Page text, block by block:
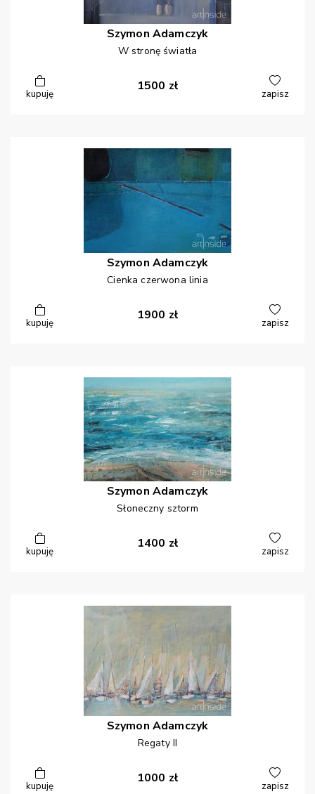
Szymon Adamczyk
W stronę światła
kupuję
1500 zł
zapisz
Szymon Adamczyk
Cienka czerwona linia
kupuję
1900 zł
zapisz
Szymon Adamczyk
Słoneczny sztorm
kupuję
1400 zł
zapisz
Szymon Adamczyk
Regaty II
kupuję
1000 zł
zapisz